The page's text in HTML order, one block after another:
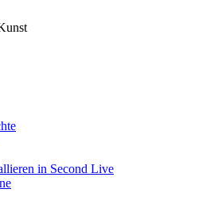
in Second Live